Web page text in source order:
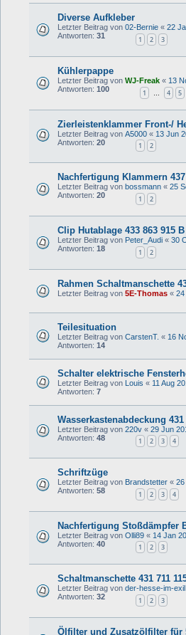
Diverse Aufkleber
Letzter Beitrag von 02-Bernie « 22
Antworten: 31 1 2 3
Kühlerpappe
Letzter Beitrag von WJ-Freak « 13
Antworten: 100 1 … 4 5
Zierleistenklammer Front-/
Letzter Beitrag von A5000 « 13 Jun
Antworten: 20 1 2
Nachfertigung Klammern 437
Letzter Beitrag von bossmann « 25
Antworten: 20 1 2
Clip Hutablage 433 863 915 B
Letzter Beitrag von Peter_Audi « 30
Antworten: 18 1 2
Rahmen Schaltmanschette
Letzter Beitrag von 5E-Thomas « 24
Teilesituation
Letzter Beitrag von CarstenT. « 16
Antworten: 14
Schalter elektrische
Letzter Beitrag von Louis « 11 Aug
Antworten: 7
Wasserkastenabdeckung 431
Letzter Beitrag von 220v « 29 Jun
Antworten: 48 1 2 3 4
Schriftzüge
Letzter Beitrag von Brandstetter « 26
Antworten: 58 1 2 3 4
Nachfertigung Stoßdämpfer
Letzter Beitrag von Olli89 « 14 Jan
Antworten: 40 1 2 3
Schaltmanschette 431 711
Letzter Beitrag von der-hesse-im-exil
Antworten: 32 1 2 3
Ölfilter und Zusatzölfilter für